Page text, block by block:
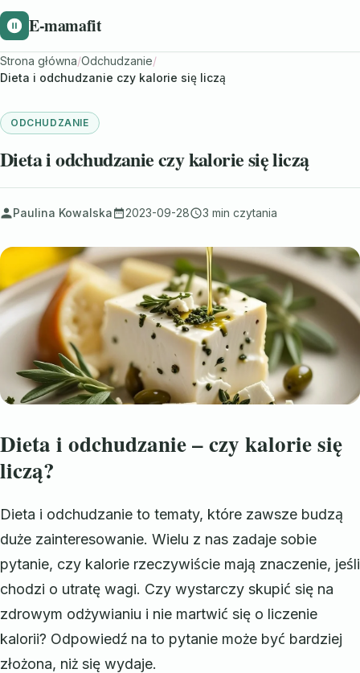
E-mamafit
Strona główna/Odchudzanie/
Dieta i odchudzanie czy kalorie się liczą
ODCHUDZANIE
Dieta i odchudzanie czy kalorie się liczą
Paulina Kowalska 2023-09-28 3 min czytania
Dieta i odchudzanie – czy kalorie się
liczą?
Dieta i odchudzanie to tematy, które zawsze budzą
duże zainteresowanie. Wielu z nas zadaje sobie
pytanie, czy kalorie rzeczywiście mają znaczenie, jeśli
chodzi o utratę wagi. Czy wystarczy skupić się na
zdrowym odżywianiu i nie martwić się o liczenie
kalorii? Odpowiedź na to pytanie może być bardziej
złożona, niż się wydaje.